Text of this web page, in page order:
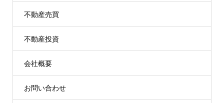
不動産売買
不動産投資
会社概要
お問い合わせ